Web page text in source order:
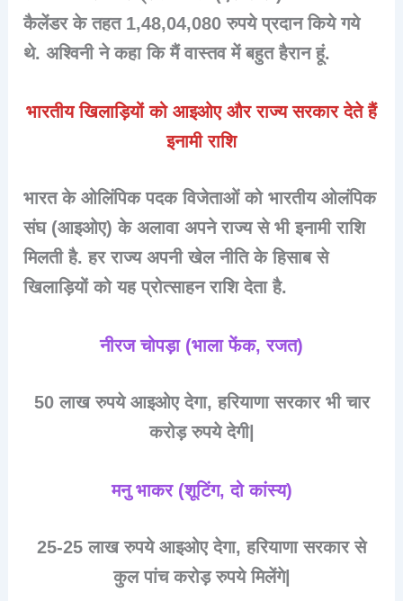
कैलेंडर के तहत 1,48,04,080 रुपये प्रदान किये गये
थे. अश्विनी ने कहा कि मैं वास्तव में बहुत हैरान हूं.
भारतीय खिलाड़ियों को आइओए और राज्य सरकार देते हैं
इनामी राशि
भारत के ओलिंपिक पदक विजेताओं को भारतीय ओलंपिक
संघ (आइओए) के अलावा अपने राज्य से भी इनामी राशि
मिलती है. हर राज्य अपनी खेल नीति के हिसाब से
खिलाड़ियों को यह प्रोत्साहन राशि देता है.
नीरज चोपड़ा (भाला फेंक, रजत)
50 लाख रुपये आइओए देगा, हरियाणा सरकार भी चार
करोड़ रुपये देगी|
मनु भाकर (शूटिंग, दो कांस्य)
25-25 लाख रुपये आइओए देगा, हरियाणा सरकार से
कुल पांच करोड़ रुपये मिलेंगे|